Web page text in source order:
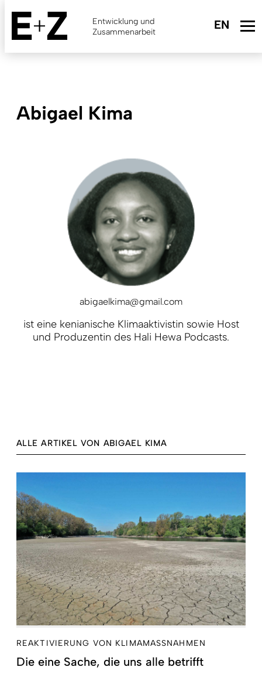
Skip
main
content
Entwicklung und
Zusammenarbeit
Abigael Kima
abigaelkima@gmail.com
ist eine kenianische Klimaaktivistin sowie Host
und Produzentin des Hali Hewa Podcasts.
ALLE ARTIKEL VON ABIGAEL KIMA
REAKTIVIERUNG VON KLIMAMASSNAHMEN
Die eine Sache, die uns alle betrifft